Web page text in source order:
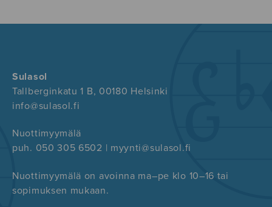
Sulasol
Tallberginkatu 1 B, 00180 Helsinki
info@sulasol.fi
Nuottimyymälä
puh. 050 305 6502 | myynti@sulasol.fi
Nuottimyymälä on avoinna ma–pe klo 10–16 tai
sopimuksen mukaan.